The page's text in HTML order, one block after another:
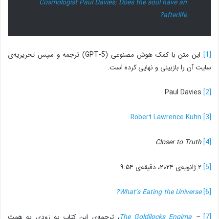
Cosmologist Paul Davies: Does the soul have an
afterlife?
[1]
این متن با کمک هوش مصنوعی (GPT-5) ترجمه و سپس تحریریه‌ی
سایت آن را بازبینی و نهایی کرده است.
[2]
[3]
Robert Lawrence Kuhn
[4]
Closer to Truth
[5]
[6]
What’s Eating the Universe?